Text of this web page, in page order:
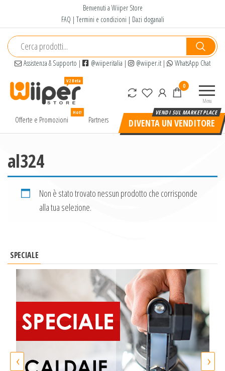
contenuto
Benvenuti a Wiiper Store
FAQ | Termini e condizioni | Dazi doganali
Assistenza & Supporto | @wiiperitalia | @wiiper.it| WhatsApp Chat
alta
Menu
0
Offerte e Promozioni
Hot!
Partners DIVENTA UN VENDITORE
al324
Non è stato trovato nessun prodotto che corrisponde
alla tua selezione.
SPECIALE
‹ ›